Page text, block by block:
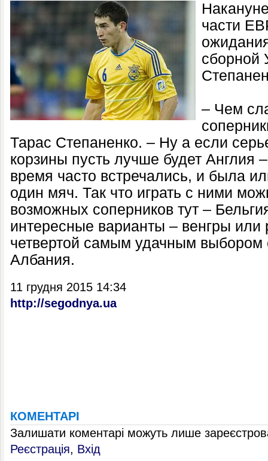
части
сборной
– Чем
Тарас Степаненко. – Ну а если
корзины пусть лучше будет Англия
время часто встречались, и была
один мяч. Так что играть с ними
возможных соперников тут –
интересные варианты – венгры
четвертой самым удачным выбором
Албания.
11 грудня 2015 14:34
http://segodnya.ua
КОМЕНТАРІ
Залишати коментарі можуть лише
Реєстрація, Вхід